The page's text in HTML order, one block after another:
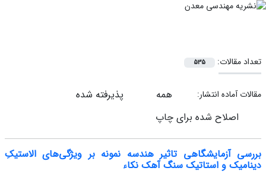
تعداد مقالات: 535
مقالات آماده انتشار: همه
پذیرفته شده
اصلاح شده برای چاپ
بررسی آزمایشگاهی تاثیر هندسه نمونه بر ویژگی‌های الاستیکِ
دینامیک و استاتیک سنگ آهک نکاء